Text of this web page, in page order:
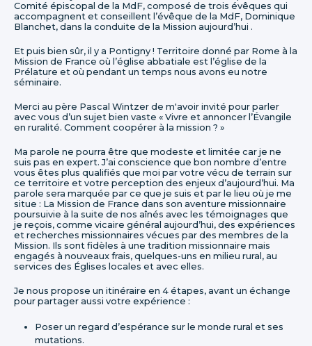
Comité épiscopal de la MdF, composé de trois évêques qui
accompagnent et conseillent l’évêque de la MdF, Dominique
Blanchet, dans la conduite de la Mission aujourd’hui .
Et puis bien sûr, il y a Pontigny ! Territoire donné par Rome à la
Mission de France où l’église abbatiale est l’église de la
Prélature et où pendant un temps nous avons eu notre
séminaire.
Merci au père Pascal Wintzer de m'avoir invité pour parler
avec vous d’un sujet bien vaste « Vivre et annoncer l’Évangile
en ruralité. Comment coopérer à la mission ? »
Ma parole ne pourra être que modeste et limitée car je ne
suis pas en expert. J’ai conscience que bon nombre d’entre
vous êtes plus qualifiés que moi par votre vécu de terrain sur
ce territoire et votre perception des enjeux d’aujourd’hui. Ma
parole sera marquée par ce que je suis et par le lieu où je me
situe : La Mission de France dans son aventure missionnaire
poursuivie à la suite de nos aînés avec les témoignages que
je reçois, comme vicaire général aujourd’hui, des expériences
et recherches missionnaires vécues par des membres de la
Mission. Ils sont fidèles à une tradition missionnaire mais
engagés à nouveaux frais, quelques-uns en milieu rural, au
services des Églises locales et avec elles.
Je nous propose un itinéraire en 4 étapes, avant un échange
pour partager aussi votre expérience :
Poser un regard d’espérance sur le monde rural et ses
mutations.